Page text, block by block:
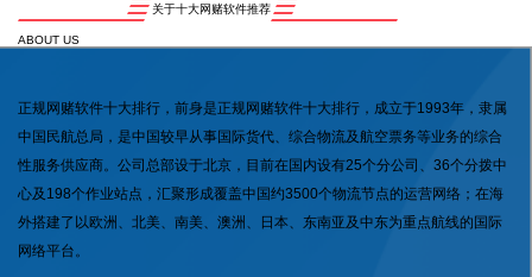
关于十大网赌软件推荐
ABOUT US
正规网赌软件十大排行，前身是正规网赌软件十大排行，成立于1993年，隶属
中国民航总局，是中国较早从事国际货代、综合物流及航空票务等业务的综合
性服务供应商。公司总部设于北京，目前在国内设有25个分公司、36个分拨中
心及198个作业站点，汇聚形成覆盖中国约3500个物流节点的运营网络；在海
外搭建了以欧洲、北美、南美、澳洲、日本、东南亚及中东为重点航线的国际
网络平台。